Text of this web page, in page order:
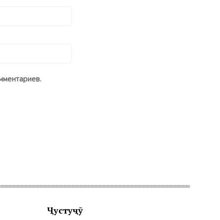
Ҷустуҷӯ